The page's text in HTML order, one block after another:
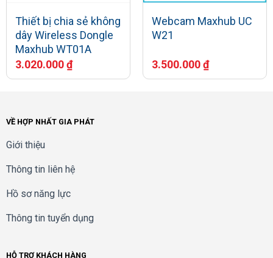
Thiết bị chia sẻ không
dây Wireless Dongle
Maxhub WT01A
3.020.000₫
Webcam Maxhub UC
W21
3.500.000₫
VỀ HỢP NHẤT GIA PHÁT
Giới thiệu
Thông tin liên hệ
Hồ sơ năng lực
Thông tin tuyển dụng
HỖ TRỢ KHÁCH HÀNG